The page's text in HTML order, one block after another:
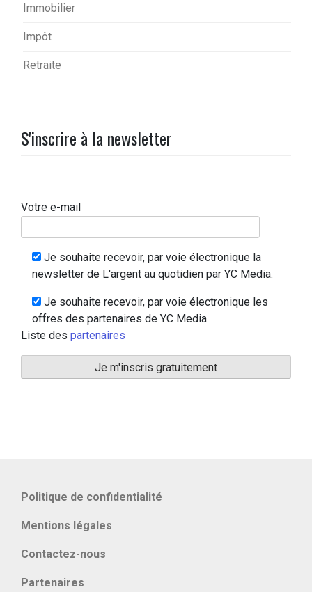
Immobilier
Impôt
Retraite
S'inscrire à la newsletter
Votre e-mail
Je souhaite recevoir, par voie électronique la
newsletter de L'argent au quotidien par YC Media.
Je souhaite recevoir, par voie électronique les
offres des partenaires de YC Media
Liste des partenaires
Politique de confidentialité
Mentions légales
Contactez-nous
Partenaires